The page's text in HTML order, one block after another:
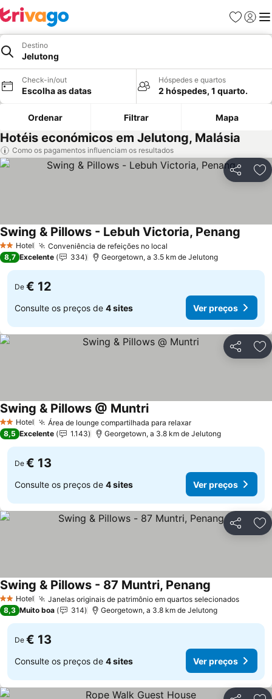
Favoritos
Iniciar
Destino
Jelutong
Check-in/out
Escolha as datas
Hóspedes e quartos
2 hóspedes, 1 quarto.
Ordenar Filtrar Mapa
Hotéis económicos em Jelutong, Malásia
Como os pagamentos influenciam os resultados
Partilhar
2 Estrelas
Hotel Conveniência de refeições no local
Swing & Pillows - Lebuh Victoria, Penang
8,7 Excelente 334 Georgetown, a 3.5 km de Jelutong
De € 12
Consulte os preços de 4 sites Ver preços
Partilhar
2 Estrelas
Hotel Área de lounge compartilhada para relaxar
Swing & Pillows @ Muntri
8,5 Excelente 1.143 Georgetown, a 3.8 km de Jelutong
De € 13
Consulte os preços de 4 sites Ver preços
Partilhar
2 Estrelas
Hotel Janelas originais de patrimônio em quartos selecionados
Swing & Pillows - 87 Muntri, Penang
8,3 Muito boa 314 Georgetown, a 3.8 km de Jelutong
De € 13
Consulte os preços de 4 sites Ver preços